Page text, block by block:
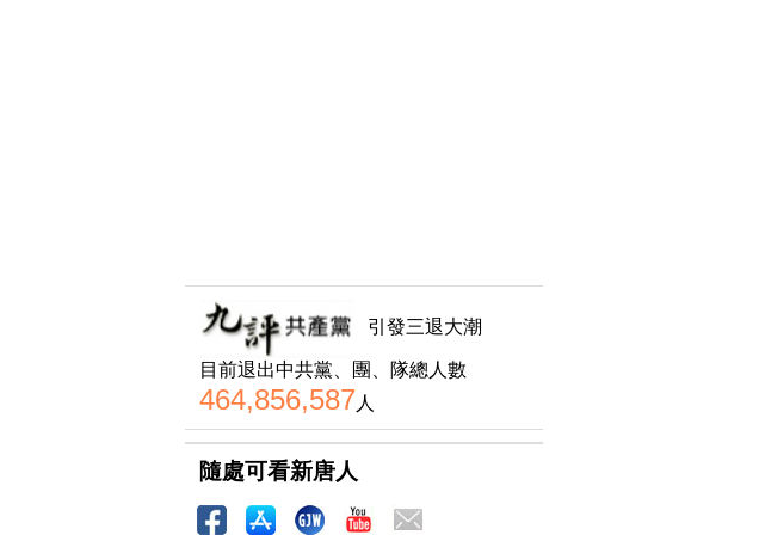
引發三退大潮
目前退出中共黨、團、隊總人數
464,856,587人
隨處可看新唐人